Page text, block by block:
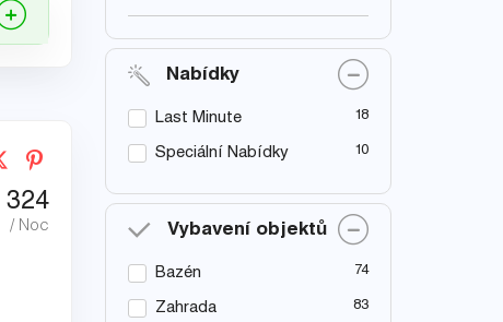
324
/ Noc
Nabídky
Last Minute 18
Speciální Nabídky 10
Vybavení objektů
Bazén 74
Zahrada 83